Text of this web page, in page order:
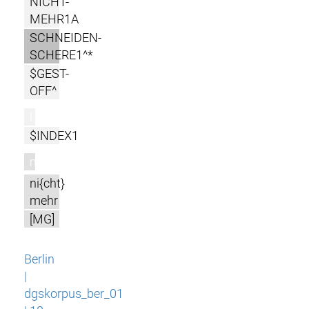
MEHR1A
SCHNEIDEN-
SCHERE1^*
$GEST-
OFF^
$INDEX1
m
ni{cht}
mehr
[MG]
Berlin
|
dgskorpus_ber_01